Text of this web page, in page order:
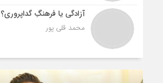
آزادگی یا فرهنگِ گداپروری؟
محمد قلی پور